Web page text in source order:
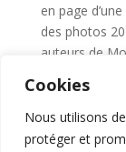
Cookies
Nous utilisons
protéger et
en page
des photos
auteurs de